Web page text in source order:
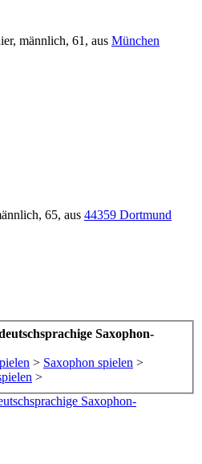
, männlich, 61, aus München
65, aus 44359 Dortmund
Saxophon-
> Saxophon spielen >
>